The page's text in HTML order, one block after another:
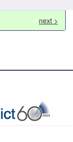
next >